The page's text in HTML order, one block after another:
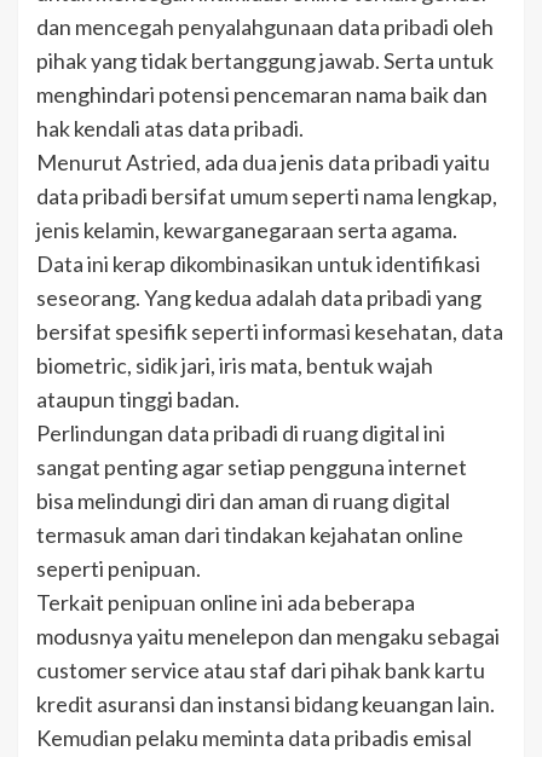
dan mencegah penyalahgunaan data pribadi oleh
pihak yang tidak bertanggung jawab. Serta untuk
menghindari potensi pencemaran nama baik dan
hak kendali atas data pribadi.
Menurut Astried, ada dua jenis data pribadi yaitu
data pribadi bersifat umum seperti nama lengkap,
jenis kelamin, kewarganegaraan serta agama.
Data ini kerap dikombinasikan untuk identifikasi
seseorang. Yang kedua adalah data pribadi yang
bersifat spesifik seperti informasi kesehatan, data
biometric, sidik jari, iris mata, bentuk wajah
ataupun tinggi badan.
Perlindungan data pribadi di ruang digital ini
sangat penting agar setiap pengguna internet
bisa melindungi diri dan aman di ruang digital
termasuk aman dari tindakan kejahatan online
seperti penipuan.
Terkait penipuan online ini ada beberapa
modusnya yaitu menelepon dan mengaku sebagai
customer service atau staf dari pihak bank kartu
kredit asuransi dan instansi bidang keuangan lain.
Kemudian pelaku meminta data pribadis emisal